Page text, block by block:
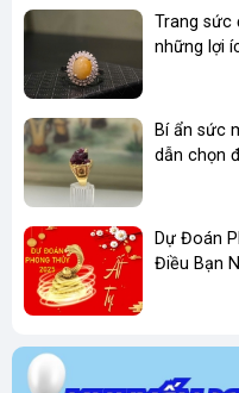
Bảo hộ gia đình:
Trần giúp xua
an cho gia đạo.
Thu hút tài lộc
kết hợp với hình
kích hoạt năng
việc thuận lợi, tài
Khơi nguồn trí
những phẩm
Trang sức
những lợi
Bí ẩn sức
dẫn chọn
Dự Đoán
Điều Bạn